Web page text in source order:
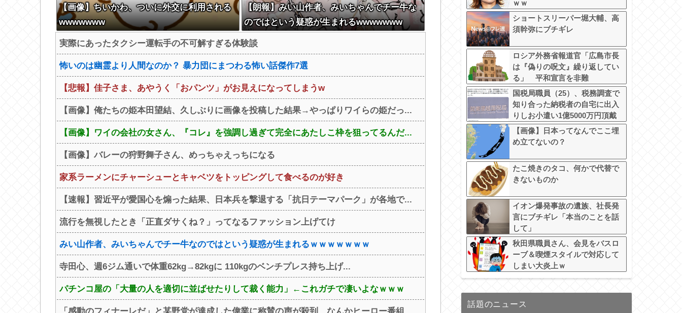
【画像】ちいかわ、ついに外交に利用される
wwwwwww
【朗報】みい山作者、みいちゃんでチー牛な
のではという疑惑が生まれるwwwwwww
実際にあったタクシー運転手の不可解すぎる体験談
怖いのは幽霊より人間なのか？ 暴力団にまつわる怖い話傑作7選
【悲報】佳子さま、あやうく「おパンツ」がお見えになってしまうw
【画像】俺たちの姫本田望結、久しぶりに画像を投稿した結果→やっぱりワイらの姫だっ...
【画像】ワイの会社の女さん、『コレ』を強調し過ぎて完全にあたしこ枠を狙ってるんだ...
【画像】バレーの狩野舞子さん、めっちゃえっちになる
家系ラーメンにチャーシューとキャベツをトッピングして食べるのが好き
【速報】習近平が愛国心を煽った結果、日本兵を撃退する「抗日テーマパーク」が各地で...
流行を無視したとき「正直ダサくね？」ってなるファッション上げてけ
みい山作者、みいちゃんでチー牛なのではという疑惑が生まれるｗｗｗｗｗｗｗ
寺田心、週6ジム通いで体重62kg→82kgに 110kgのベンチプレス持ち上げ...
パチンコ屋の「大量の人を適切に並ばせたりして裁く能力」←これガチで凄いよなｗｗｗ
ｗｗ
ショートスリーパー堀大輔、高
須幹弥にブチギレ
ロシア外務省報道官「広島市長
は『偽りの呪文』繰り返してい
る」 平和宣言を非難
国税局職員（25）、税務調査で
知り合った納税者の自宅に出入
りしお小遣い1億5000万円頂戴
するwww
【画像】日本ってなんでここ埋
め立てないの？
たこ焼きのタコ、何かで代替で
きないものか
イオン爆発事故の遺族、社長発
言にブチギレ「本当のことを話
して」
秋田県職員さん、会見をバスロ
ーブ＆喫煙スタイルで対応して
しまい大炎上ｗ
話題のニュース